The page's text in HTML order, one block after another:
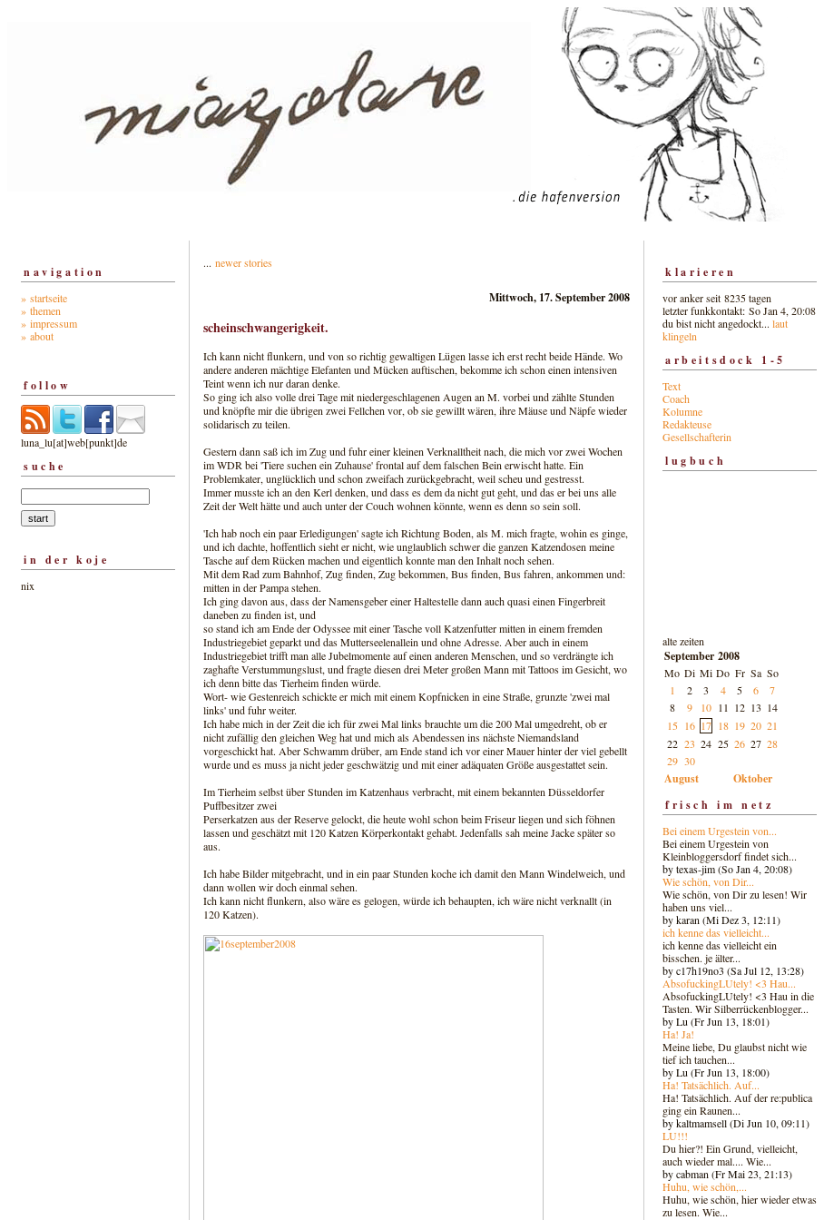
navigation
» startseite
» themen
» impressum
» about
follow
luna_lu[at]web[punkt]de
suche
in der koje
nix
... newer stories
Mittwoch, 17. September 2008
scheinschwangerigkeit.
Ich kann nicht flunkern, und von so richtig gewaltigen Lügen lasse ich erst recht beide Hände. Wo
andere anderen mächtige Elefanten und Mücken auftischen, bekomme ich schon einen intensiven
Teint wenn ich nur daran denke.
So ging ich also volle drei Tage mit niedergeschlagenen Augen an M. vorbei und zählte Stunden
und knöpfte mir die übrigen zwei Fellchen vor, ob sie gewillt wären, ihre Mäuse und Näpfe wieder
solidarisch zu teilen.
Gestern dann saß ich im Zug und fuhr einer kleinen Verknalltheit nach, die mich vor zwei Wochen
im WDR bei 'Tiere suchen ein Zuhause' frontal auf dem falschen Bein erwischt hatte. Ein
Problemkater, unglücklich und schon zweifach zurückgebracht, weil scheu und gestresst.
Immer musste ich an den Kerl denken, und dass es dem da nicht gut geht, und das er bei uns alle
Zeit der Welt hätte und auch unter der Couch wohnen könnte, wenn es denn so sein soll.
'Ich hab noch ein paar Erledigungen' sagte ich Richtung Boden, als M. mich fragte, wohin es ginge,
und ich dachte, hoffentlich sieht er nicht, wie unglaublich schwer die ganzen Katzendosen meine
Tasche auf dem Rücken machen und eigentlich konnte man den Inhalt noch sehen.
Mit dem Rad zum Bahnhof, Zug finden, Zug bekommen, Bus finden, Bus fahren, ankommen und:
mitten in der Pampa stehen.
Ich ging davon aus, dass der Namensgeber einer Haltestelle dann auch quasi einen Fingerbreit
daneben zu finden ist, und
so stand ich am Ende der Odyssee mit einer Tasche voll Katzenfutter mitten in einem fremden
Industriegebiet geparkt und das Mutterseelenallein und ohne Adresse. Aber auch in einem
Industriegebiet trifft man alle Jubelmomente auf einen anderen Menschen, und so verdrängte ich
zaghafte Verstummungslust, und fragte diesen drei Meter großen Mann mit Tattoos im Gesicht, wo
ich denn bitte das Tierheim finden würde.
Wort- wie Gestenreich schickte er mich mit einem Kopfnicken in eine Straße, grunzte 'zwei mal
links' und fuhr weiter.
Ich habe mich in der Zeit die ich für zwei Mal links brauchte um die 200 Mal umgedreht, ob er
nicht zufällig den gleichen Weg hat und mich als Abendessen ins nächste Niemandsland
vorgeschickt hat. Aber Schwamm drüber, am Ende stand ich vor einer Mauer hinter der viel gebellt
wurde und es muss ja nicht jeder geschwätzig und mit einer adäquaten Größe ausgestattet sein.
Im Tierheim selbst über Stunden im Katzenhaus verbracht, mit einem bekannten Düsseldorfer
Puffbesitzer zwei
Perserkatzen aus der Reserve gelockt, die heute wohl schon beim Friseur liegen und sich föhnen
lassen und geschätzt mit 120 Katzen Körperkontakt gehabt. Jedenfalls sah meine Jacke später so
aus.
Ich habe Bilder mitgebracht, und in ein paar Stunden koche ich damit den Mann Windelweich, und
dann wollen wir doch einmal sehen.
Ich kann nicht flunkern, also wäre es gelogen, würde ich behaupten, ich wäre nicht verknallt (in
120 Katzen).
klarieren
vor anker seit 8235 tagen
letzter funkkontakt: So Jan 4, 20:08
du bist nicht angedockt... laut
klingeln
arbeitsdock 1-5
Text
Coach
Kolumne
Redakteuse
Gesellschafterin
lugbuch
alte zeiten
September 2008
Mo Di Mi Do Fr Sa So
1
2 3 4 5 6
7
8
9 10 11 12 13 14
15 16 17 18 19 20 21
22 23 24 25 26 27 28
29 30
August
Oktober
frisch im netz
Bei einem Urgestein von...
Bei einem Urgestein von
Kleinbloggersdorf findet sich...
by texas-jim (So Jan 4, 20:08)
Wie schön, von Dir...
Wie schön, von Dir zu lesen! Wir
haben uns viel...
by karan (Mi Dez 3, 12:11)
ich kenne das vielleicht...
ich kenne das vielleicht ein
bisschen. je älter...
by c17h19no3 (Sa Jul 12, 13:28)
AbsofuckingLUtely! <3 Hau...
AbsofuckingLUtely! <3 Hau in die
Tasten. Wir Silberrückenblogger...
by Lu (Fr Jun 13, 18:01)
Ha! Ja!
Meine liebe, Du glaubst nicht wie
tief ich tauchen...
by Lu (Fr Jun 13, 18:00)
Ha! Tatsächlich. Auf...
Ha! Tatsächlich. Auf der re:publica
ging ein Raunen...
by kaltmamsell (Di Jun 10, 09:11)
LU!!!
Du hier?! Ein Grund, vielleicht,
auch wieder mal.... Wie...
by cabman (Fr Mai 23, 21:13)
Huhu, wie schön,...
Huhu, wie schön, hier wieder etwas
zu lesen. Wie...